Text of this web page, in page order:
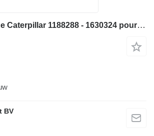
Vérin hydraulique Caterpillar 1188288 - 1630324 pour chargeuse sur pneus Caterpillar RH70 950G 962G 972G 966G 950H 962H 972H 966H 972K 966K 950GII 962GII 972GII 966GII 966KXE IT62GII
BV